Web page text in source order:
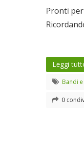
Pronti
Leggi
Bandi
0